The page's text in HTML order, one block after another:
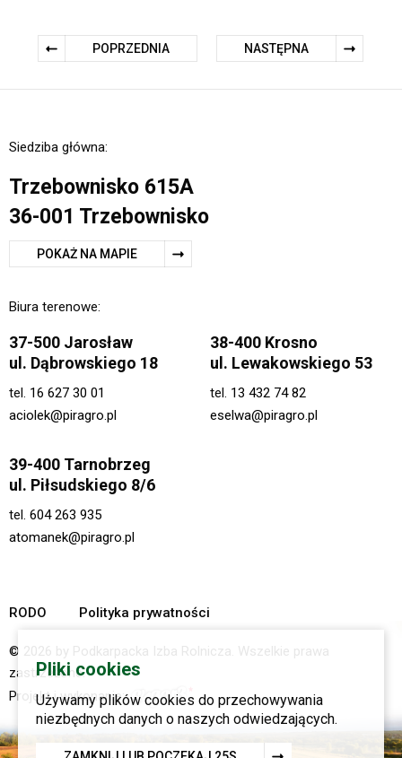
POPRZEDNIA NASTĘPNA
Siedziba główna:
Trzebownisko 615A
36-001 Trzebownisko
POKAŻ NA MAPIE
Biura terenowe:
37-500 Jarosław
ul. Dąbrowskiego 18
tel. 16 627 30 01
aciolek@piragro.pl
38-400 Krosno
ul. Lewakowskiego 53
tel. 13 432 74 82
eselwa@piragro.pl
39-400 Tarnobrzeg
ul. Piłsudskiego 8/6
tel. 604 263 935
atomanek@piragro.pl
RODO Polityka prywatności
© 2026 by Podkarpacka Izba Rolnicza. Wszelkie prawa
zastrzeżone.
Projekt i wykonanie:
Pliki cookies
Używamy plików cookies do przechowywania
niezbędnych danych o naszych odwiedzających.